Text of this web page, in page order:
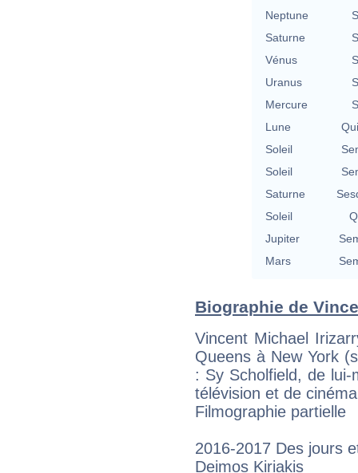
Neptune
Saturne
Vénus
Uranus
Mercure
Lune
Soleil
Soleil
Saturne
Soleil
Jupiter
Mars
Biographie de
Vincent Michael
Queens à New York
: Sy Scholfield, de
télévision et de
Filmographie partielle
2016-2017 Des jours
Deimos Kiriakis